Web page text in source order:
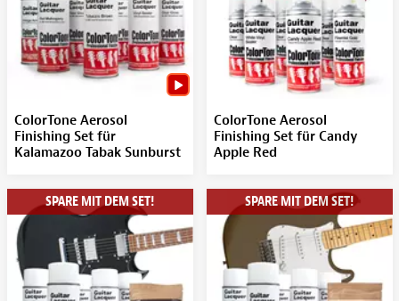
ColorTone Aerosol
Finishing Set für
Kalamazoo Tabak Sunburst
ColorTone Aerosol
Finishing Set für Candy
Apple Red
SPARE MIT DEM SET! SPARE MIT DEM SET!